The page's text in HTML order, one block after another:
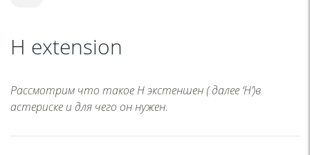
H extension
Рассмотрим что такое H экстеншен ( далее ‘H’)в
астериске и для чего он нужен.